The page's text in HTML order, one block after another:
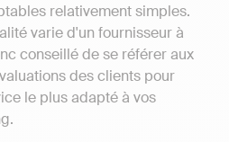
relativement simples.
varie d'un fournisseur à
conseillé de se référer aux
des clients pour
le plus adapté à vos